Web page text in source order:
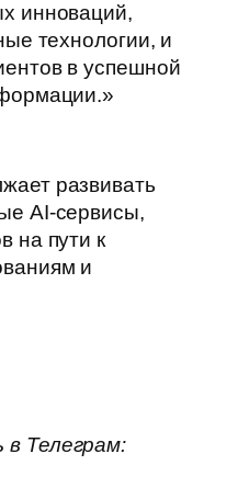
инноваций,
технологии, и
в успешной
развивать
AI-сервисы,
на пути к
и
Телеграм: